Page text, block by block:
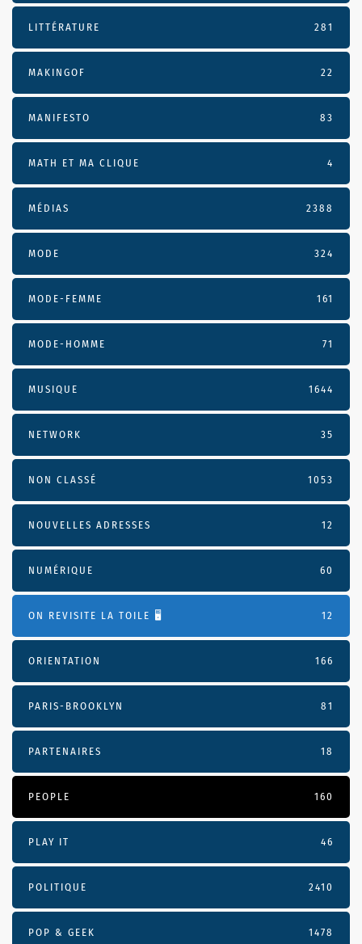
LITTÉRATURE 281
MAKINGOF 22
MANIFESTO 83
MATH ET MA CLIQUE 4
MÉDIAS 2388
MODE 324
MODE-FEMME 161
MODE-HOMME 71
MUSIQUE 1644
NETWORK 35
NON CLASSÉ 1053
NOUVELLES ADRESSES 12
NUMÉRIQUE 60
ON REVISITE LA TOILE 🖥️ 12
ORIENTATION 166
PARIS-BROOKLYN 81
PARTENAIRES 18
PEOPLE 160
PLAY IT 46
POLITIQUE 2410
POP & GEEK 1478